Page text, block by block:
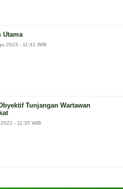
Utama
2023 - 11:41 WIB
Tunjangan Wartawan
- 11:35 WIB